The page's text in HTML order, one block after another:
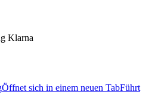
Öffnet sich in einem neuen TabFührt